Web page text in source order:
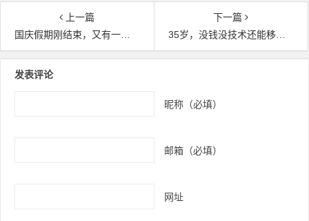
上一篇
国庆假期刚结束，又有一群人离美国绿卡更近一步！
下一篇
35岁，没钱没技术还能移民吗？别笑，真有人做到了
发表评论
昵称（必填）
邮箱（必填）
网址